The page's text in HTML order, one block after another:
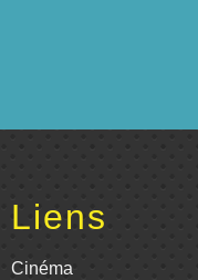
Liens
Cinéma